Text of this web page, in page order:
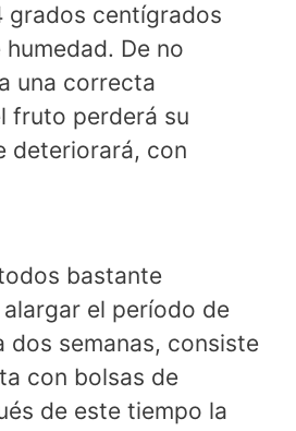
grados centígrados
De no
una correcta
fruto perderá su
deteriorará, con
bastante
el período de
dos semanas, consiste
con bolsas de
de este tiempo la